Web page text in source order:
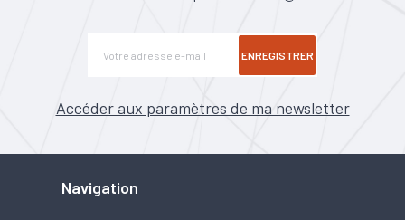
ENREGISTRER
Accéder aux paramètres de ma newsletter
Navigation